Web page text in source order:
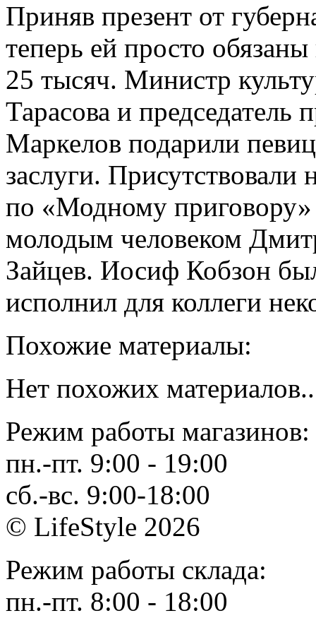
Приняв презент от
теперь ей просто
25 тысяч. Министр
Тарасова и председатель
Маркелов подарили
заслуги.
по «Модному
молодым человеком
Зайцев. Иосиф Кобзон
исполнил для коллеги
Похожие материалы:
Нет похожих
Режим работы магазинов:
пн.-пт. 9:00 - 19:00
сб.-вс. 9:00-18:00
© LifeStyle 2026
Режим работы склада:
пн.-пт. 8:00 - 18:00